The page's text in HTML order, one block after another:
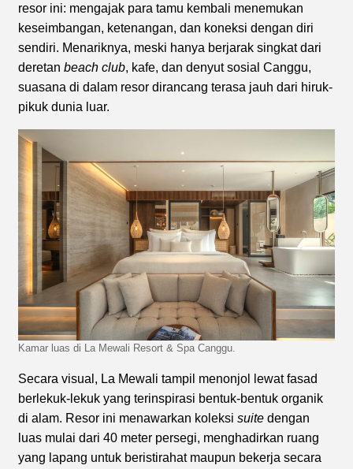
resor ini: mengajak para tamu kembali menemukan
keseimbangan, ketenangan, dan koneksi dengan diri
sendiri. Menariknya, meski hanya berjarak singkat dari
deretan beach club, kafe, dan denyut sosial Canggu,
suasana di dalam resor dirancang terasa jauh dari hiruk-
pikuk dunia luar.
Kamar luas di La Mewali Resort & Spa Canggu.
Secara visual, La Mewali tampil menonjol lewat fasad
berlekuk-lekuk yang terinspirasi bentuk-bentuk organik
di alam. Resor ini menawarkan koleksi suite dengan
luas mulai dari 40 meter persegi, menghadirkan ruang
yang lapang untuk beristirahat maupun bekerja secara